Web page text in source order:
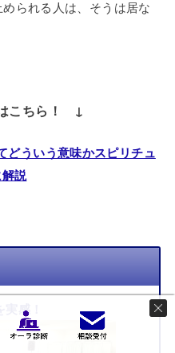
られる人は、そうは居な
こちら！ ↓
どういう意味かスピリチュ
説
感！